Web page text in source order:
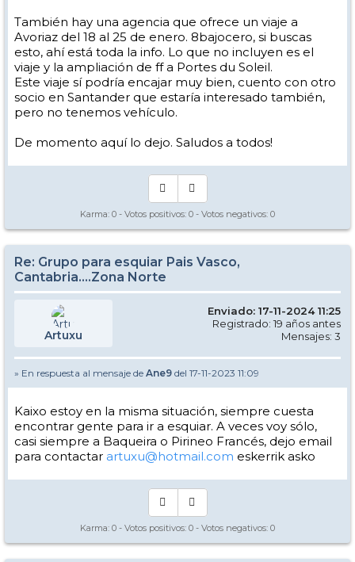
También hay una agencia que ofrece un viaje a
Avoriaz del 18 al 25 de enero. 8bajocero, si buscas
esto, ahí está toda la info. Lo que no incluyen es el
viaje y la ampliación de ff a Portes du Soleil.
Este viaje sí podría encajar muy bien, cuento con otro
socio en Santander que estaría interesado también,
pero no tenemos vehículo.
De momento aquí lo dejo. Saludos a todos!
Karma: 0 - Votos positivos: 0 - Votos negativos: 0
Re: Grupo para esquiar Pais Vasco,
Cantabria....Zona Norte
Artuxu
Enviado: 17-11-2024 11:25
Registrado: 19 años antes
Mensajes: 3
» En respuesta al mensaje de Ane9 del 17-11-2023 11:09
Kaixo estoy en la misma situación, siempre cuesta
encontrar gente para ir a esquiar. A veces voy sólo,
casi siempre a Baqueira o Pirineo Francés, dejo email
para contactar artuxu@hotmail.com eskerrik asko
Karma: 0 - Votos positivos: 0 - Votos negativos: 0